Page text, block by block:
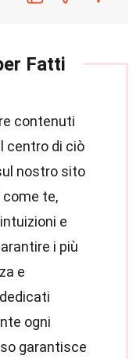
Fatti
contenuti
centro di ciò
nostro sito
te,
e
i più
e
dedicati
ogni
garantisce